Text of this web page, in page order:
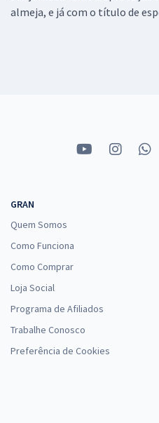
almeja, e já com o título de
GRAN
Quem Somos
Como Funciona
Como Comprar
Loja Social
Programa de Afiliados
Trabalhe Conosco
Preferência de Cookies